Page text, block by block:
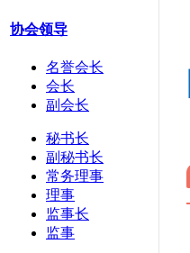
协会领导
名誉会长
会长
副会长
秘书长
副秘书长
常务理事
理事
监事长
监事